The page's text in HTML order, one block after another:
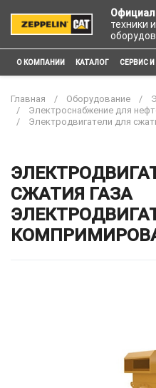
техники
О КОМПАНИИ КАТАЛОГ СЕРВИС
Главная Оборудование
Электроснабжение для
Электродвигатели для
СЖАТИЯ ГАЗА